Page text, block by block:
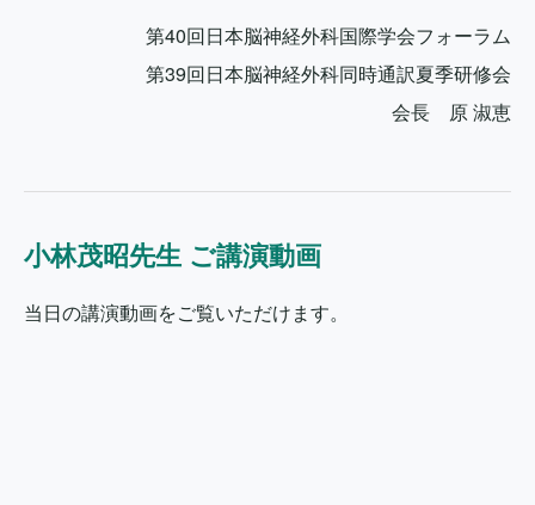
第40回日本脳神経外科国際学会フォーラム
第39回日本脳神経外科同時通訳夏季研修会
会長 原 淑恵
小林茂昭先生 ご講演動画
当日の講演動画をご覧いただけます。